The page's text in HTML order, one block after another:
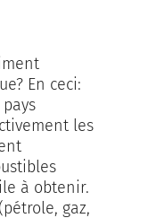
En ceci:
les
à obtenir.
gaz,